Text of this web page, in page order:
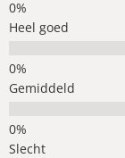
Heel goed
Gemiddeld
Slecht